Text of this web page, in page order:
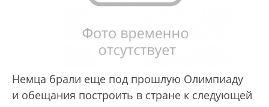
Немца брали еще под прошлую Олимпиаду
и обещания построить в стране к следующей